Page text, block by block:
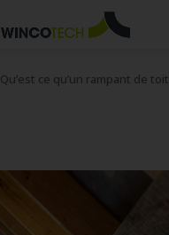
Qu’est ce qu’un rampant de